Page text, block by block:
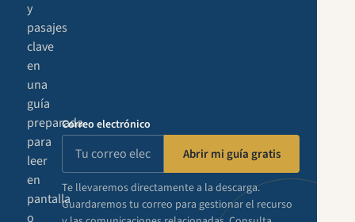
y
pasajes
clave
en
una
guía
preparada
para
leer
en
pantalla
o
Correo electrónico
Abrir mi guía gratis
Te llevaremos directamente a la descarga.
Guardaremos tu correo para gestionar el recurso